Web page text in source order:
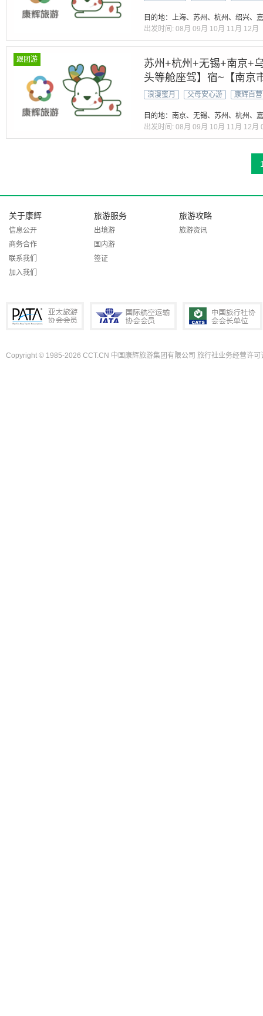
目的地：上海、苏州、杭州、绍兴、
出发时间: 08月 09月 10月 11月 12月
跟团游
苏州+杭州+无锡+南京+
头等舱座驾】宿~【南京
双绝（拙政园+寒山寺）
浪漫蜜月 父母安心游 康辉自营
目的地：南京、无锡、苏州、杭州、
出发时间: 08月 09月 10月 11月 12月
关于康辉
信息公开
商务合作
联系我们
加入我们
旅游服务
出境游
国内游
签证
旅游攻略
旅游资讯
Copyright © 1985-2026 CCT.CN 中国康辉旅游集团有限公司 旅行社业务经营许